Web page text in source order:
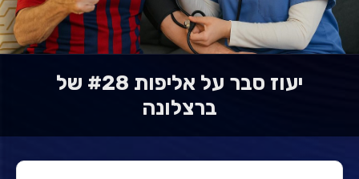
יעוז סבר על אליפות #28 של
ברצלונה